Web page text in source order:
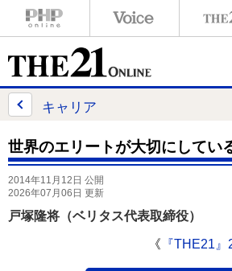
キャリア
世界のエリートが大切にしてい
2014年11月12日 公開
2026年07月06日 更新
戸塚隆将（ベリタス代表取締役）
《 『THE21